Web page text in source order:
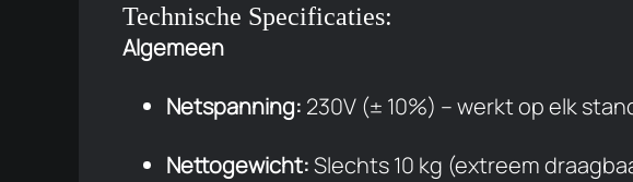
Technische Specificaties:
Algemeen
Netspanning: 230V (± 10%) – werkt op elk
Nettogewicht:Slechts 10 kg (extreem